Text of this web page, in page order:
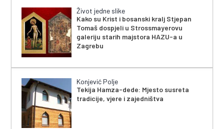
Život jedne slike
Kako su Krist i bosanski kralj Stjepan
Tomaš dospjeli u Strossmayerovu
galeriju starih majstora HAZU-a u
Zagrebu
Konjević Polje
Tekija Hamza-dede: Mjesto susreta
tradicije, vjere i zajedništva